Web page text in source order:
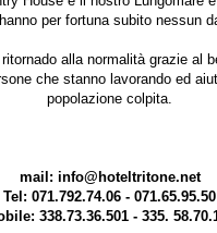
per fortuna subito nessun
alla normalità grazie al
che stanno lavorando ed
popolazione colpita.
mail: info@hoteltritone.net
Tel: 071.792.74.06 - 071.65.95.50
338.73.36.501 - 335.